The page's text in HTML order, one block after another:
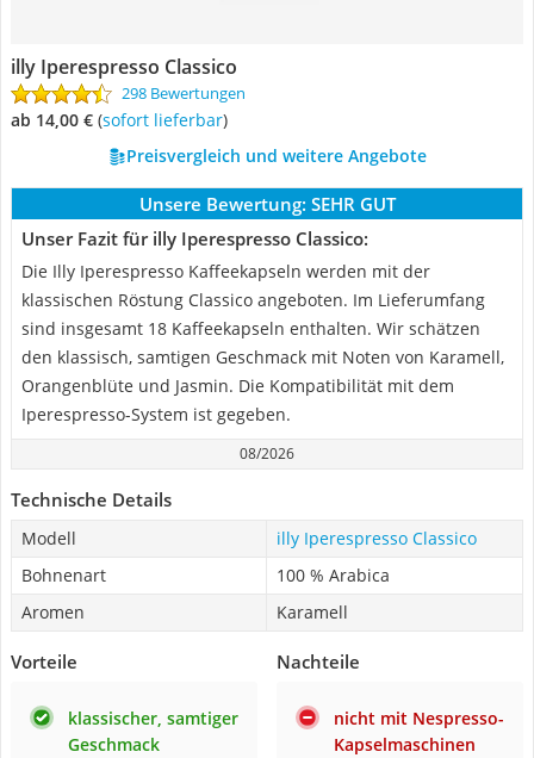
illy Iperespresso Classico
298 Bewertungen
ab 14,00 € ( Sofort lieferbar)
Preisvergleich und weitere Angebote
Unsere Bewertung: SEHR GUT
Unser Fazit für illy Iperespresso Classico:
Die Illy Iperespresso Kaffeekapseln werden mit der
klassischen Röstung Classico angeboten. Im Lieferumfang
sind insgesamt 18 Kaffeekapseln enthalten. Wir schätzen
den klassisch, samtigen Geschmack mit Noten von Karamell,
Orangenblüte und Jasmin. Die Kompatibilität mit dem
Iperespresso-System ist gegeben.
08/2026
Technische Details
Modell
illy Iperespresso Classico
Bohnenart
100 % Arabica
Aromen
Karamell
Vorteile
klassischer, samtiger
Geschmack
Nachteile
nicht mit Nespresso-
Kapselmaschinen